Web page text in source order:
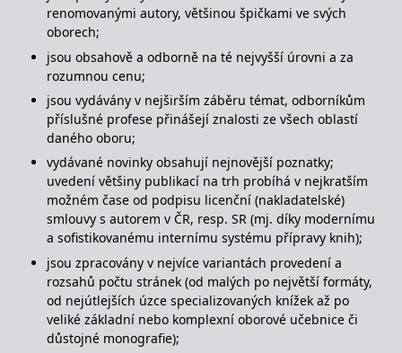
renomovanými autory, většinou špičkami ve svých
oborech;
jsou obsahově a odborně na té nejvyšší úrovni a za
rozumnou cenu;
jsou vydávány v nejširším záběru témat, odborníkům
příslušné profese přinášejí znalosti ze všech oblastí
daného oboru;
vydávané novinky obsahují nejnovější poznatky;
uvedení většiny publikací na trh probíhá v nejkratším
možném čase od podpisu licenční (nakladatelské)
smlouvy s autorem v ČR, resp. SR (mj. díky modernímu
a sofistikovanému internímu systému přípravy knih);
jsou zpracovány v nejvíce variantách provedení a
rozsahů počtu stránek (od malých po největší formáty,
od nejútlejších úzce specializovaných knížek až po
veliké základní nebo komplexní oborové učebnice či
důstojné monografie);
Meta Platform
Inc.
poskytování řady
reálném čase od
inzerentů třetích stran.
Microsoft
Corporation
.c.bing.com
1 rok
Toto je cookie první
strany společnosti
Microsoft MSN, které
stránky.
ANONCHK
Microsoft
Corporation
.c.clarity.ms
10 minut
Tento soubor cookie
provádí informace o
tom, jak koncový
uživatel používá web, a
jakoukoli reklamu,
kterou koncový uživatel
mohl vidět před
návštěvou uvedeného
webu.
__utmzzses
Google LLC
.grada.cz
Zavřením
prohlížeče
Parametry UTM
používané pro reklamu /